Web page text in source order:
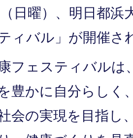
日曜）、明日都浜
ィバル」が開催さ
フェスティバルは
豊かに自分らしく
会の実現を目指し